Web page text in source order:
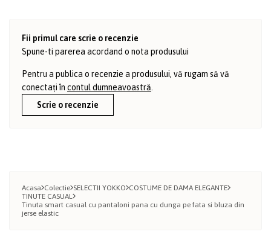
Fii primul care scrie o recenzie
Spune-ti parerea acordand o nota produsului
Pentru a publica o recenzie a produsului, vă rugam să vă
conectați în contul dumneavoastră.
Scrie o recenzie
Acasa Colectie SELECTII YOKKO COSTUME DE DAMA ELEGANTE
TINUTE CASUAL
Tinuta smart casual cu pantaloni pana cu dunga pe fata si bluza din
jerse elastic